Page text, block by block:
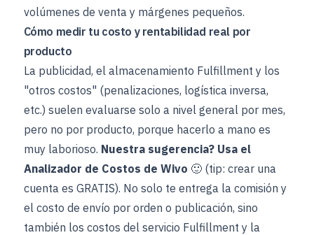
volúmenes de venta y márgenes pequeños.
Cómo medir tu costo y rentabilidad real por
producto
La publicidad, el almacenamiento Fulfillment y los
"otros costos" (penalizaciones, logística inversa,
etc.) suelen evaluarse solo a nivel general por mes,
pero no por producto, porque hacerlo a mano es
muy laborioso. Nuestra sugerencia? Usa el
Analizador de Costos de Wivo 🙂 (tip: crear una
cuenta es GRATIS). No solo te entrega la comisión y
el costo de envío por orden o publicación, sino
también los costos del servicio Fulfillment y la